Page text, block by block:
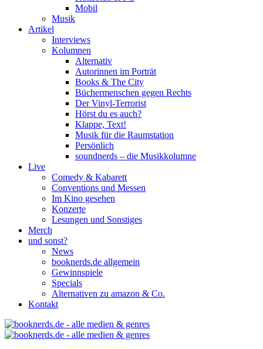
Mobil
Musik
Artikel
Interviews
Kolumnen
Alternativ
Autorinnen im Porträt
Books & The City
Büchermenschen gegen Rechts
Der Vinyl-Terrorist
Hörst du es auch?
Klappe, Text!
Musik für die Raumstation
Persönlich
soundnerds – die Musikkolumne
Live
Comedy & Kabarett
Conventions und Messen
Im Kino gesehen
Konzerte
Lesungen und Sonstiges
Merch
und sonst?
News
booknerds.de allgemein
Gewinnspiele
Specials
Alternativen zu amazon & Co.
Kontakt